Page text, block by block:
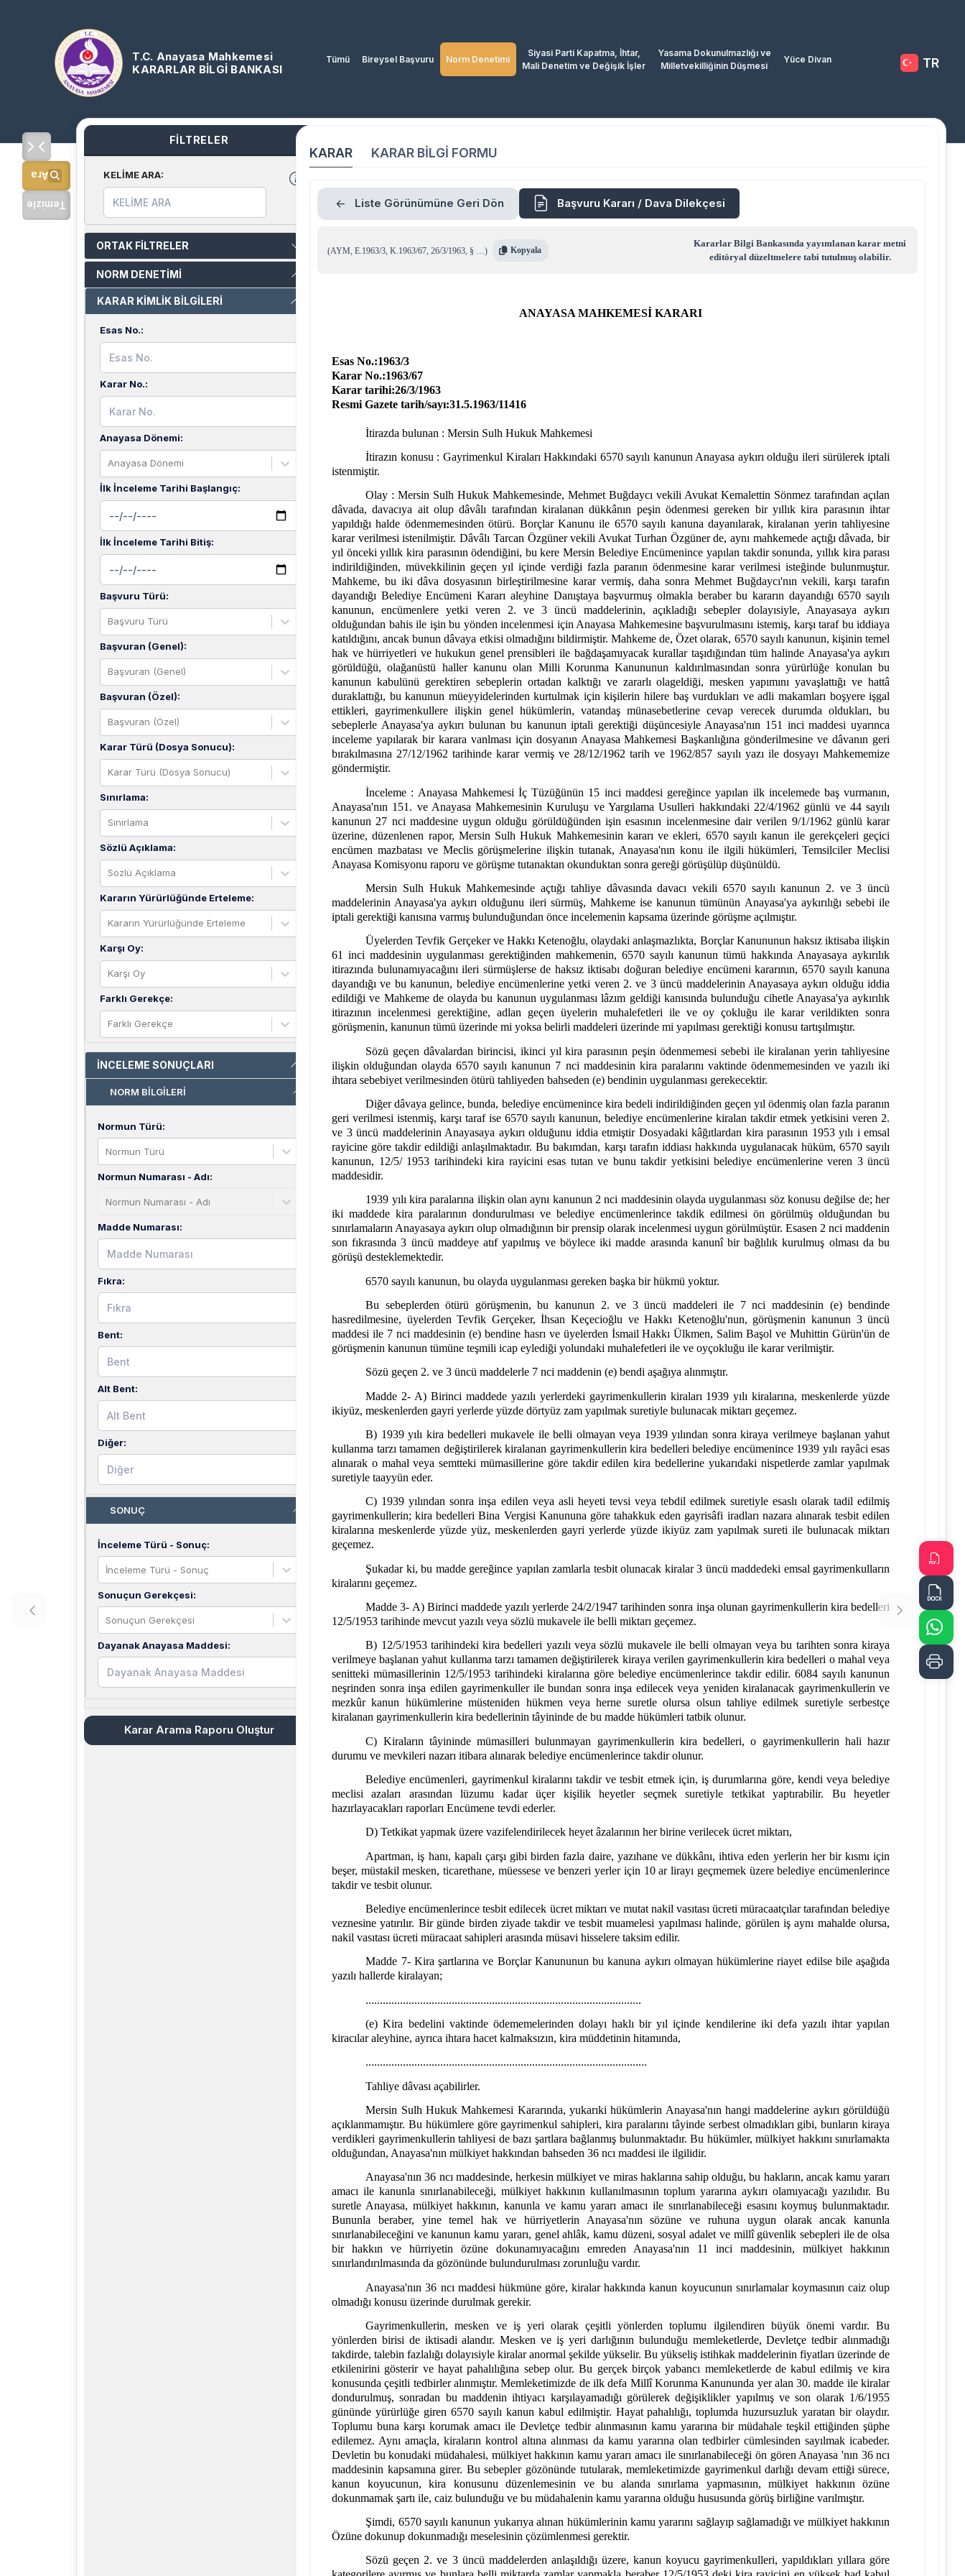
T.C. Anayasa Mahkemesi
KARARLAR BİLGİ BANKASI
Tümü Bireysel Başvuru Norm Denetimi
Siyasi Parti Kapatma, İhtar,
Mali Denetim ve Değişik İşler
Yasama Dokunulmazlığı ve
Milletvekilliğinin Düşmesi
Yüce Divan TR
Ara
Temizle
FİLTRELER
KELİME ARA:
ORTAK FİLTRELER
NORM DENETİMİ
KARAR KİMLİK BİLGİLERİ
Esas No.:
Karar No.:
Anayasa Dönemi:
Anayasa Dönemi
İlk İnceleme Tarihi Başlangıç:
İlk İnceleme Tarihi Bitiş:
Başvuru Türü:
Başvuru Türü
Başvuran (Genel):
Başvuran (Genel)
Başvuran (Özel):
Başvuran (Özel)
Karar Türü (Dosya Sonucu):
Karar Türü (Dosya Sonucu)
Sınırlama:
Sınırlama
Sözlü Açıklama:
Sözlü Açıklama
Kararın Yürürlüğünde Erteleme:
Kararın Yürürlüğünde Erteleme
Karşı Oy:
Karşı Oy
Farklı Gerekçe:
Farklı Gerekçe
İNCELEME SONUÇLARI
NORM BİLGİLERİ
Normun Türü:
Normun Türü
Normun Numarası - Adı:
Normun Numarası - Adı
Madde Numarası:
Fıkra:
Bent:
Alt Bent:
Diğer:
SONUÇ
İnceleme Türü - Sonuç:
İnceleme Türü - Sonuç
Sonuçun Gerekçesi:
Sonuçun Gerekçesi
Dayanak Anayasa Maddesi:
Karar Arama Raporu Oluştur
KARAR KARAR BİLGİ FORMU
Liste Görünümüne Geri Dön Başvuru Kararı / Dava Dilekçesi
(AYM, E.1963/3, K.1963/67, 26/3/1963, § …) Kopyala
Kararlar Bilgi Bankasında yayımlanan karar metni
editöryal düzeltmelere tabi tutulmuş olabilir.